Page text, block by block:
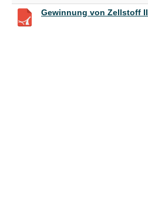
Gewinnung von Zellstoff II